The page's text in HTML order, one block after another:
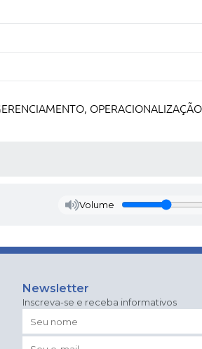
Volume
Newsletter
Inscreva-se e receba informativos